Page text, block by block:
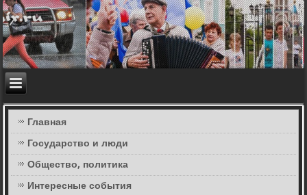
Главная
Государство и люди
Общество, политика
Интересные события